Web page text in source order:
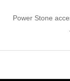
Power Stone